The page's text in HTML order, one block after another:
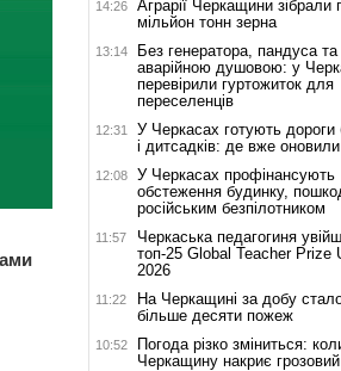
14:26
Аграрії Черкащини зібрали
мільйон тонн зерна
13:14
Без генератора, пандуса та
аварійною душовою: у
перевірили гуртожиток для
переселенців
12:31
У Черкасах готують дороги
і дитсадків: де вже оновили
12:08
У Черкасах профінансують
обстеження будинку,
російським безпілотником
11:57
Черкаська педагогиня
топ-25 Global Teacher Prize
2026
11:22
На Черкащині за добу
більше десяти пожеж
10:52
Погода різко зміниться:
Черкащину накриє